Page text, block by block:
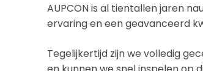
AUPCON is al tientallen jaren
ervaring en een geavanceerd
Tegelijkertijd zijn we volledig